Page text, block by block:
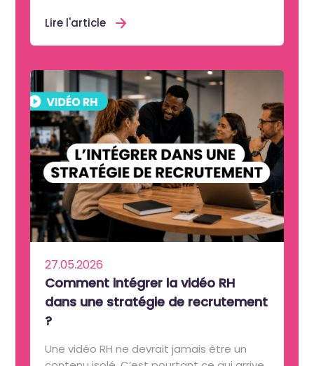
Lire l'article
27.05.2026
Comment intégrer la vidéo RH
dans une stratégie de recrutement
?
Une vidéo RH ne devrait jamais être un